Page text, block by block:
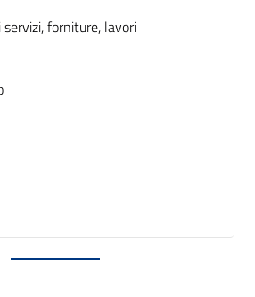
forniture, lavori